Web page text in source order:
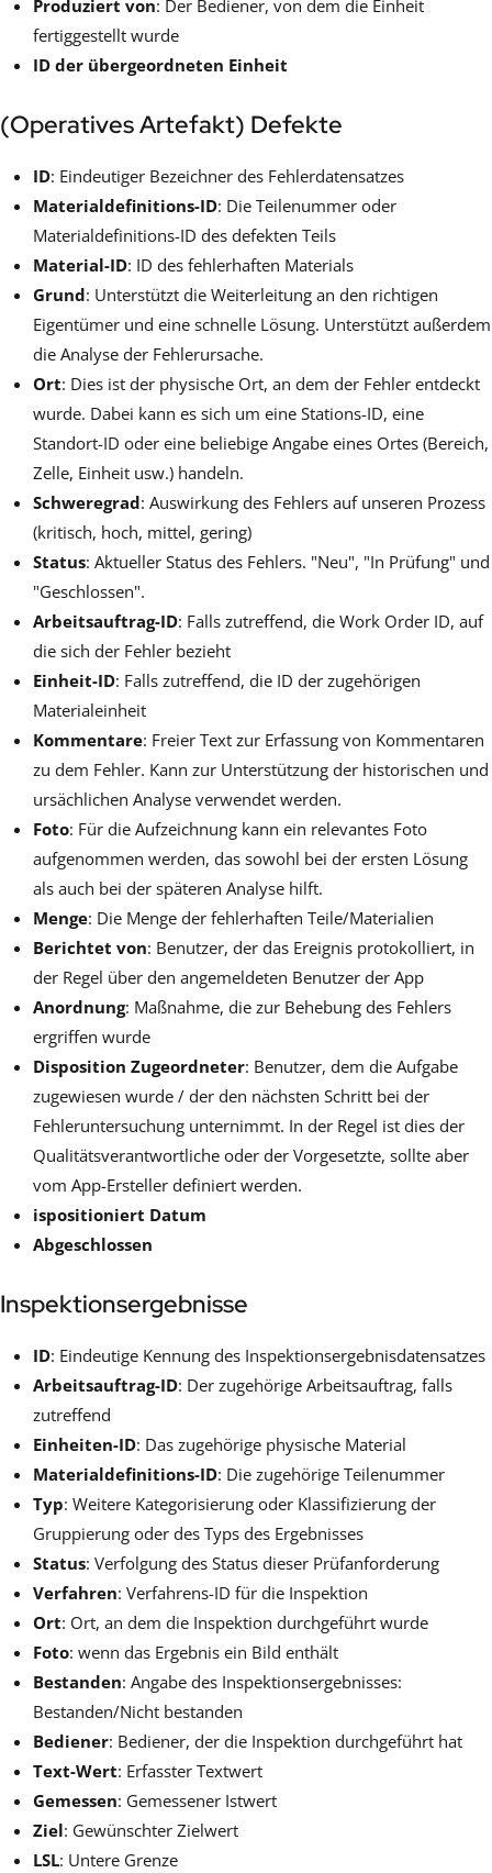
Produziert von: Der Bediener, von dem die Einheit
fertiggestellt wurde
ID der übergeordneten Einheit
(Operatives Artefakt) Defekte
ID: Eindeutiger Bezeichner des Fehlerdatensatzes
Materialdefinitions-ID: Die Teilenummer oder
Materialdefinitions-ID des defekten Teils
Material-ID: ID des fehlerhaften Materials
Grund: Unterstützt die Weiterleitung an den richtigen
Eigentümer und eine schnelle Lösung. Unterstützt außerdem
die Analyse der Fehlerursache.
Ort: Dies ist der physische Ort, an dem der Fehler entdeckt
wurde. Dabei kann es sich um eine Stations-ID, eine
Standort-ID oder eine beliebige Angabe eines Ortes (Bereich,
Zelle, Einheit usw.) handeln.
Schweregrad: Auswirkung des Fehlers auf unseren Prozess
(kritisch, hoch, mittel, gering)
Status: Aktueller Status des Fehlers. "Neu", "In Prüfung" und
"Geschlossen".
Arbeitsauftrag-ID: Falls zutreffend, die Work Order ID, auf
die sich der Fehler bezieht
Einheit-ID: Falls zutreffend, die ID der zugehörigen
Materialeinheit
Kommentare: Freier Text zur Erfassung von Kommentaren
zu dem Fehler. Kann zur Unterstützung der historischen und
ursächlichen Analyse verwendet werden.
Foto: Für die Aufzeichnung kann ein relevantes Foto
aufgenommen werden, das sowohl bei der ersten Lösung
als auch bei der späteren Analyse hilft.
Menge: Die Menge der fehlerhaften Teile/Materialien
Berichtet von: Benutzer, der das Ereignis protokolliert, in
der Regel über den angemeldeten Benutzer der App
Anordnung: Maßnahme, die zur Behebung des Fehlers
ergriffen wurde
Disposition Zugeordneter: Benutzer, dem die Aufgabe
zugewiesen wurde / der den nächsten Schritt bei der
Fehleruntersuchung unternimmt. In der Regel ist dies der
Qualitätsverantwortliche oder der Vorgesetzte, sollte aber
vom App-Ersteller definiert werden.
ispositioniert Datum
Abgeschlossen
Inspektionsergebnisse
ID: Eindeutige Kennung des Inspektionsergebnisdatensatzes
Arbeitsauftrag-ID: Der zugehörige Arbeitsauftrag, falls
zutreffend
Einheiten-ID: Das zugehörige physische Material
Materialdefinitions-ID: Die zugehörige Teilenummer
Typ: Weitere Kategorisierung oder Klassifizierung der
Gruppierung oder des Typs des Ergebnisses
Status: Verfolgung des Status dieser Prüfanforderung
Verfahren: Verfahrens-ID für die Inspektion
Ort: Ort, an dem die Inspektion durchgeführt wurde
Foto: wenn das Ergebnis ein Bild enthält
Bestanden: Angabe des Inspektionsergebnisses:
Bestanden/Nicht bestanden
Bediener: Bediener, der die Inspektion durchgeführt hat
Text-Wert: Erfasster Textwert
Gemessen: Gemessener Istwert
Ziel: Gewünschter Zielwert
LSL: Untere Grenze